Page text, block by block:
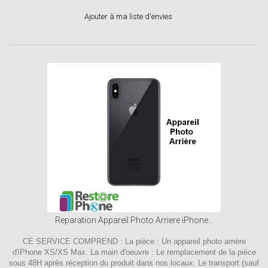
Ajouter à ma liste d'envies
Reparation Appareil Photo Arriere iPhone...
CE SERVICE COMPREND : La pièce : Un appareil photo arrière
d'iPhone XS/XS Max. La main d'oeuvre : Le remplacement de la pièce
sous 48H après réception du produit dans nos locaux. Le transport (sauf